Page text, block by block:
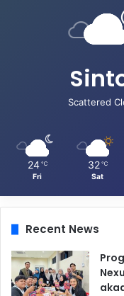
Scattered
24 ℃
Fri
32 ℃
Sat
Recent News